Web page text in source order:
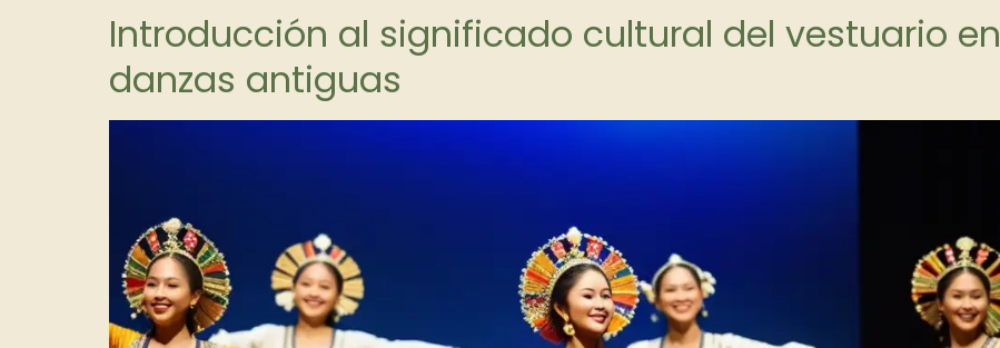
Introducción al significado cultural del vestuario en
danzas antiguas